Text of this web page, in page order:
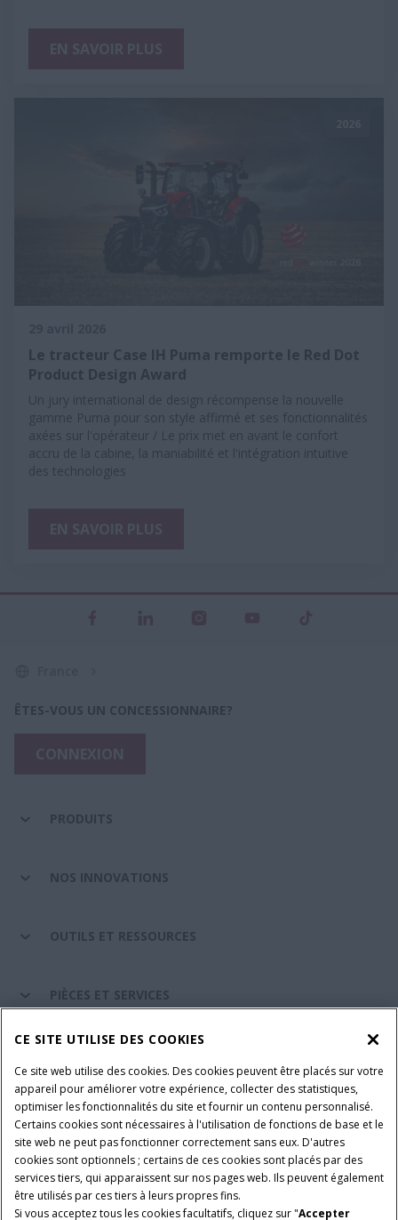
Le tracteur Case IH Puma remporte le Red Dot
Product Design Award
Un jury international de design récompense la nouvelle
gamme Puma pour son style affirmé et ses fonctionnalités
axées sur l'opérateur / Le prix met en avant le confort
accru de la cabine, la maniabilité et l'intégration intuitive
des technologies
ÊTES-VOUS UN CONCESSIONNAIRE?
PRODUITS
NOS INNOVATIONS
OUTILS ET RESSOURCES
PIÈCES ET SERVICES
Conditions générales d'utilisation
Avis de confidentialité
Mentions légales
Paramètres des cookies
Telematics avis de confidentialité
© 2026 CNH Industrial America LLC. All Rights Reserved. Case IH is a
CE SITE UTILISE DES COOKIES
Ce site web utilise des cookies. Des cookies peuvent être placés sur votre
appareil pour améliorer votre expérience, collecter des statistiques,
optimiser les fonctionnalités du site et fournir un contenu personnalisé.
Certains cookies sont nécessaires à l'utilisation de fonctions de base et le
site web ne peut pas fonctionner correctement sans eux. D'autres
cookies sont optionnels ; certains de ces cookies sont placés par des
services tiers, qui apparaissent sur nos pages web. Ils peuvent également
être utilisés par ces tiers à leurs propres fins.
Si vous acceptez tous les cookies facultatifs, cliquez sur "Accepter